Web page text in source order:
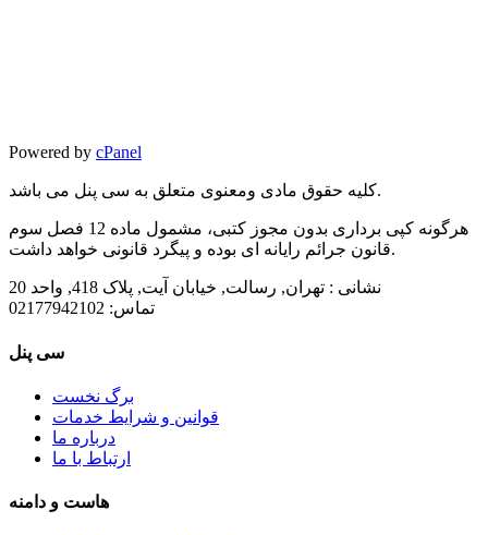
Powered by cPanel
کلیه حقوق مادی ومعنوی متعلق به سی پنل می باشد.
هرگونه کپی برداری بدون مجوز کتبی، مشمول ماده 12 فصل سوم
قانون جرائم رایانه ای بوده و پیگرد قانونی خواهد داشت.
نشانی : تهران, رسالت, خیابان آیت, پلاک 418, واحد 20
تماس:
سی پنل
برگ نخست
قوانین و شرایط خدمات
درباره ما
ارتباط با ما
هاست و دامنه